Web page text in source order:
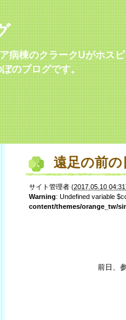
病棟のクラークUがホスピ
のブログです。
遠足の前
サイト管理者 (2017.05.10 04:31
Warning: Undefined variable
content/themes/orange_tw/
前日、